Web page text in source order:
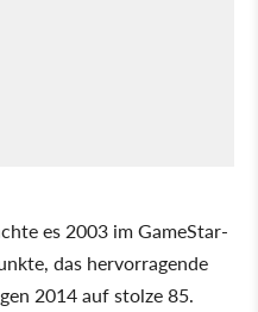
es 2003 im GameStar-
das hervorragende
2014 auf stolze 85.